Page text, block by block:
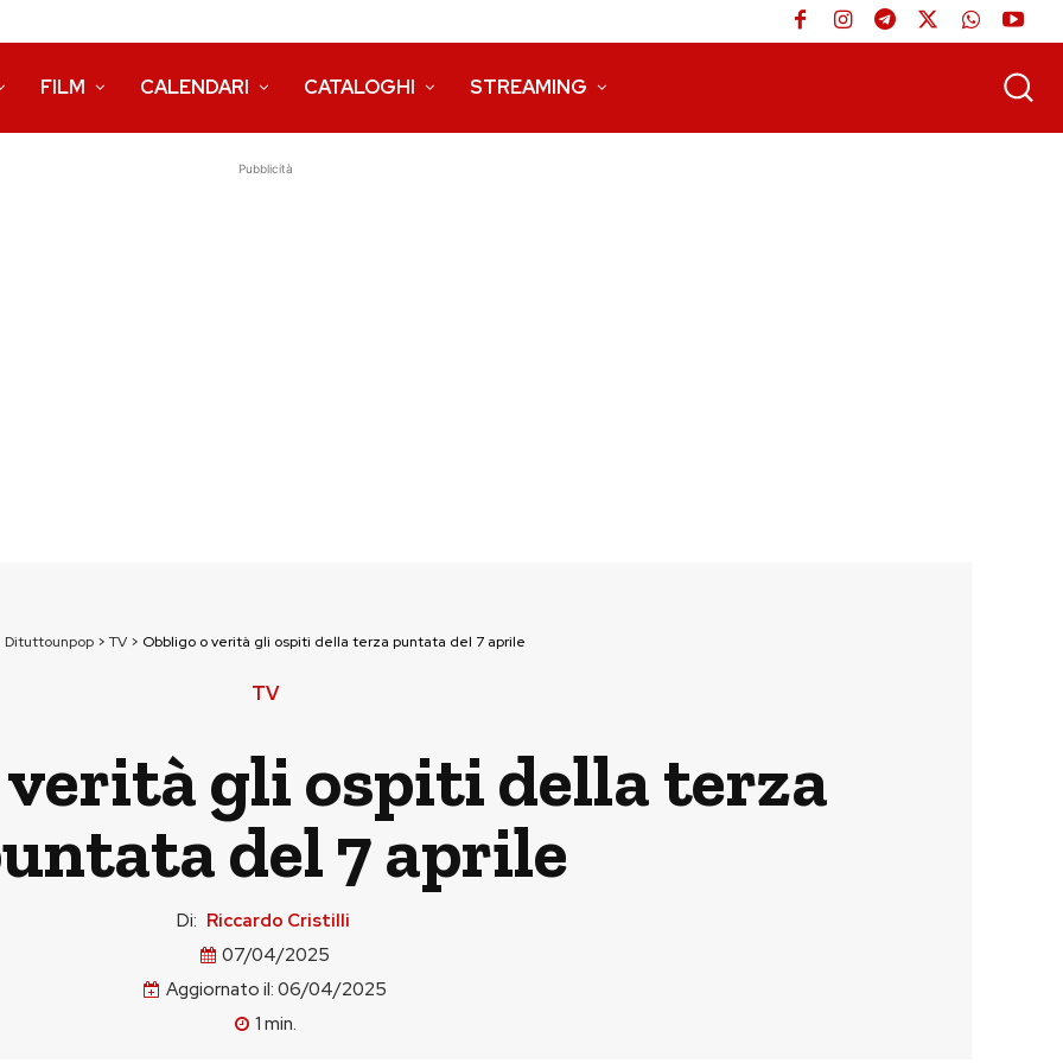
FILM CALENDARI CATALOGHI STREAMING
Pubblicità
Dituttounpop > TV > Obbligo o verità gli ospiti della terza puntata del 7 aprile
TV
verità gli ospiti della terza
del 7 aprile
Di: Riccardo Cristilli
07/04/2025
Aggiornato il: 06/04/2025
1 min.